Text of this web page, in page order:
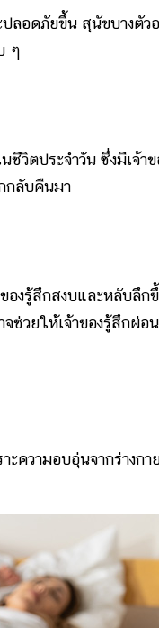
อดภัยขึ้น สุนัขบางตัว
ๆ
ตประจำวัน ซึ่งมีเจ้าข
กลับคืนมา
องรู้สึกสงบและหลับลึก
ช่วยให้เจ้าของรู้สึกผ่อน
ความอบอุ่นจากร่างกา